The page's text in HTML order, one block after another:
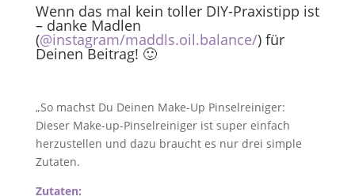
Wenn das mal kein toller DIY-Praxistipp ist
– danke Madlen
(@instagram/maddls.oil.balance/) für
Deinen Beitrag! 🙂
„So machst Du Deinen Make-Up Pinselreiniger:
Dieser Make-up-Pinselreiniger ist super einfach
herzustellen und dazu braucht es nur drei simple
Zutaten.
Zutaten: